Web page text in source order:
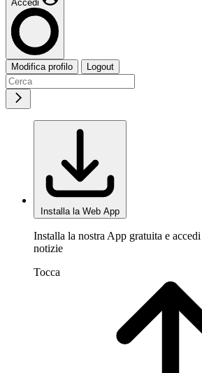
Accedi
Modifica profilo Logout
Installa la Web App
Installa la nostra App gratuita e
notizie
Tocca